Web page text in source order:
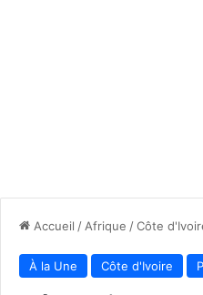
Accueil / Afrique /Côte
À la Une Côte d'Ivoire